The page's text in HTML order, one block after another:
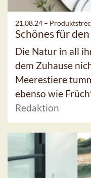
21.08.24 –
Schönes für
Die Natur in all
dem Zuhause
Meerestiere
ebenso wie
Redaktion